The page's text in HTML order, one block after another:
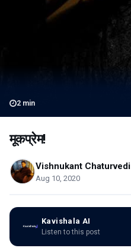
2 min
मूकप्रेम!
Vishnukant Chaturvedi
Aug 10, 2020
Kavishala AI
Listen to this post